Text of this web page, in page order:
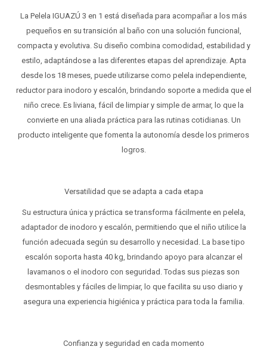
La Pelela IGUAZÚ 3 en 1 está diseñada para acompañar a los más
pequeños en su transición al baño con una solución funcional,
compacta y evolutiva. Su diseño combina comodidad, estabilidad y
estilo, adaptándose a las diferentes etapas del aprendizaje. Apta
desde los 18 meses, puede utilizarse como pelela independiente,
reductor para inodoro y escalón, brindando soporte a medida que el
niño crece. Es liviana, fácil de limpiar y simple de armar, lo que la
convierte en una aliada práctica para las rutinas cotidianas. Un
producto inteligente que fomenta la autonomía desde los primeros
logros.
Versatilidad que se adapta a cada etapa
Su estructura única y práctica se transforma fácilmente en pelela,
adaptador de inodoro y escalón, permitiendo que el niño utilice la
función adecuada según su desarrollo y necesidad. La base tipo
escalón soporta hasta 40 kg, brindando apoyo para alcanzar el
lavamanos o el inodoro con seguridad. Todas sus piezas son
desmontables y fáciles de limpiar, lo que facilita su uso diario y
asegura una experiencia higiénica y práctica para toda la familia.
Confianza y seguridad en cada momento